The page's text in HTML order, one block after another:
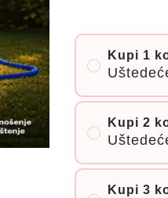
Kupi 1
Kupi 2
Kupi 3